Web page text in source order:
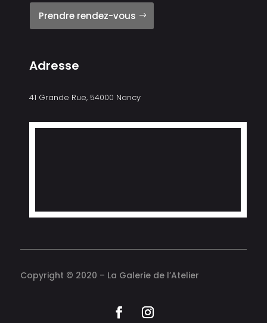
Prendre rendez-vous
Adresse
41 Grande Rue, 54000 Nancy
Copyright © 2020 – La Galerie de l’Atelier